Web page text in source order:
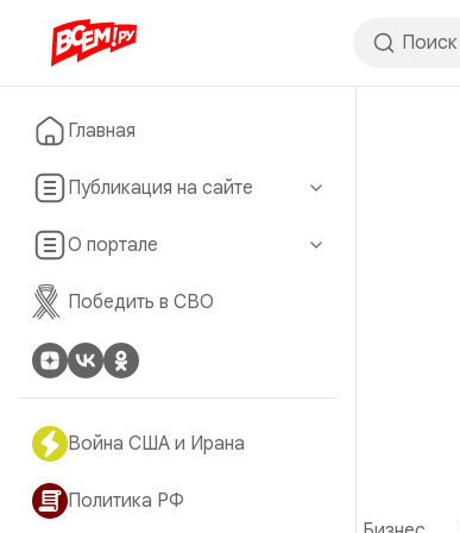
Главная
Публикация на сайте
О портале
Победить в СВО
Война США и Ирана
Политика РФ